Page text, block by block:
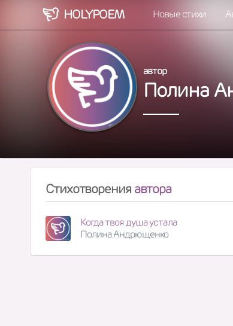
HOLYPOEM Новые стихи
автор
Полина
Стихотворения автора
Когда твоя душа устала
Полина Андрющенко